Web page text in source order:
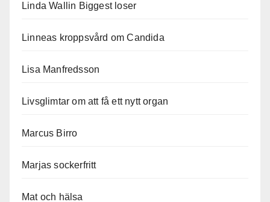
Linda Wallin Biggest loser
Linneas kroppsvård om Candida
Lisa Manfredsson
Livsglimtar om att få ett nytt organ
Marcus Birro
Marjas sockerfritt
Mat och hälsa